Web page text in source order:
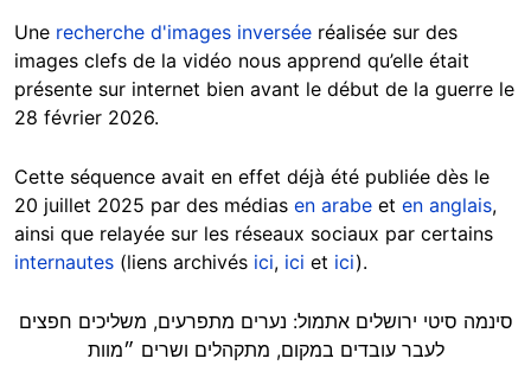
Une recherche d'images inversée réalisée sur des
images clefs de la vidéo nous apprend qu’elle était
présente sur internet bien avant le début de la guerre le
28 février 2026.
Cette séquence avait en effet déjà été publiée dès le
20 juillet 2025 par des médias en arabe et en anglais,
ainsi que relayée sur les réseaux sociaux par certains
internautes (liens archivés ici, ici et ici).
סינמה סיטי ירושלים אתמול: נערים מתפרעים, משליכים חפצים
לעבר עובדים במקום, מתקהלים ושרים ״מוות